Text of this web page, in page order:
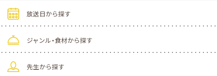
放送日から探す
ジャンル・食材から探す
先生から探す